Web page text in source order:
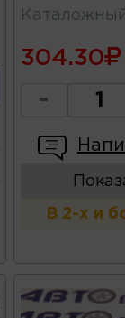
304.30
-
В 2-х и